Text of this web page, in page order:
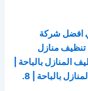
منازل بالباحة؟ | 2. ما هي افضل شركة
عمالة فلبينية؟ | 3. شركه تنظيف منازل
| 5. شركة تنظيف المنازل بالباحة |
6. تنظيف و غسيل المنازل بالباحة | 7. تنظيف المنازل بالباحة | 8.